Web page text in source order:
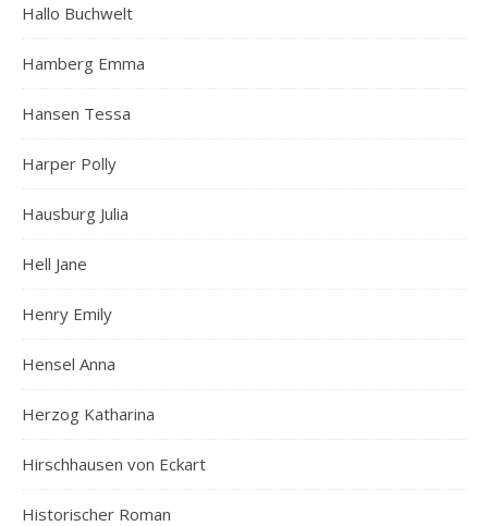
Hallo Buchwelt
Hamberg Emma
Hansen Tessa
Harper Polly
Hausburg Julia
Hell Jane
Henry Emily
Hensel Anna
Herzog Katharina
Hirschhausen von Eckart
Historischer Roman